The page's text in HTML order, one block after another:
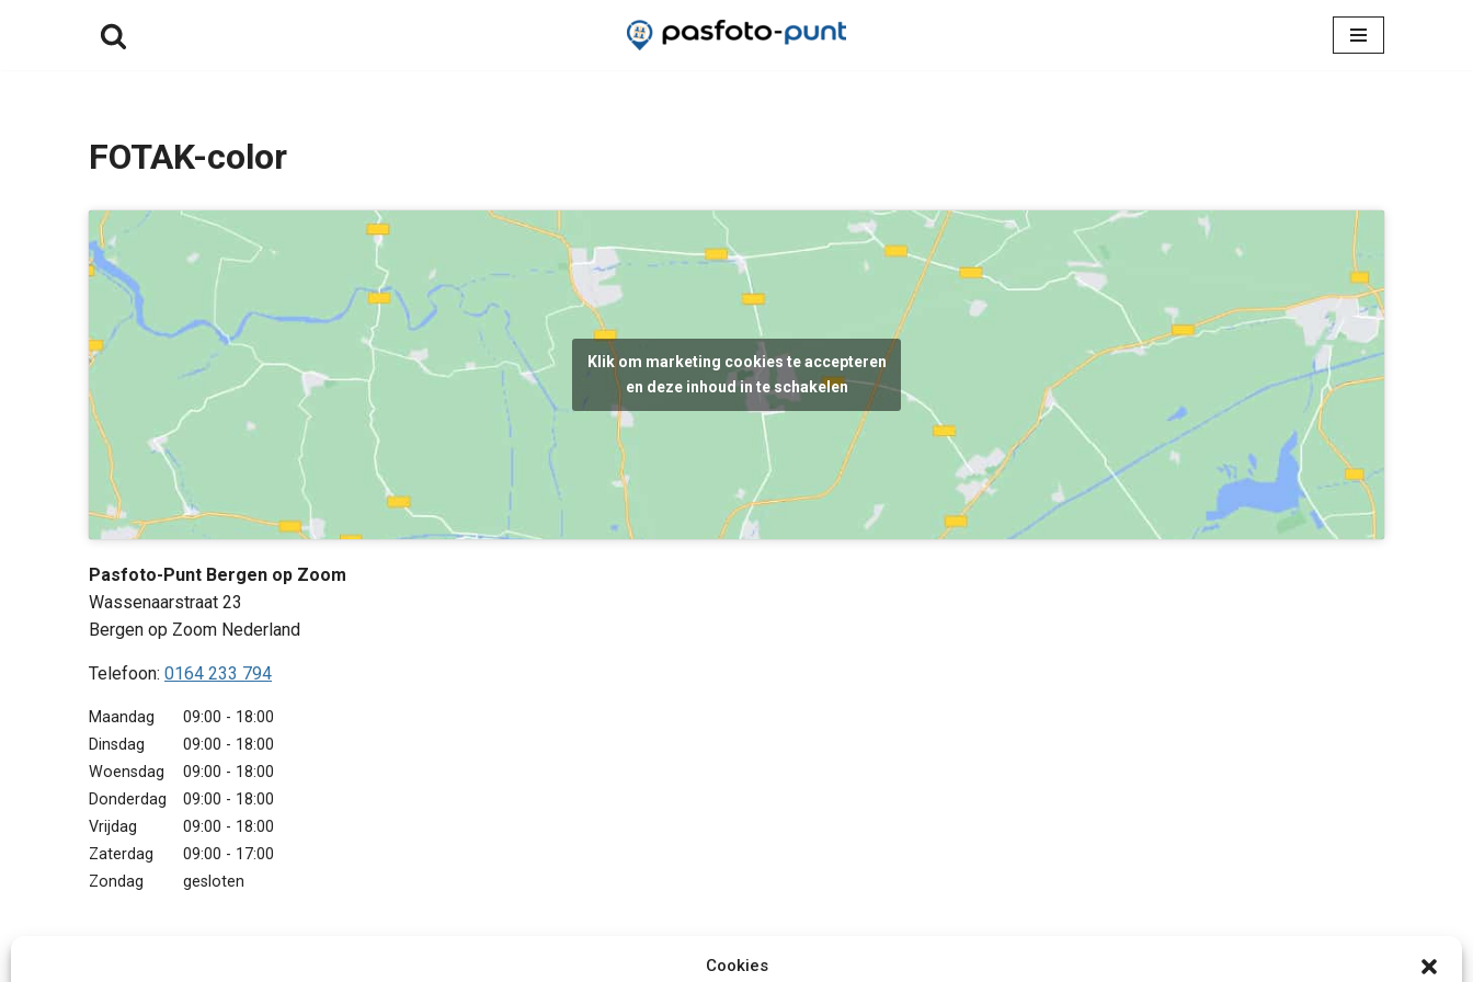
Cookies
FOTAK-color
Klik om marketing cookies te accepteren
en deze inhoud in te schakelen
Pasfoto-Punt Bergen op Zoom
Wassenaarstraat 23
Bergen op Zoom Nederland
Telefoon: 0164 233 794
Maandag
09:00 - 18:00
Dinsdag
09:00 - 18:00
Woensdag
09:00 - 18:00
Donderdag
09:00 - 18:00
Vrijdag
09:00 - 18:00
Zaterdag
09:00 - 17:00
Zondag
gesloten